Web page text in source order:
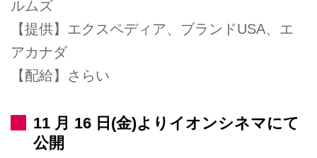
ルムズ
【提供】エクスペディア、ブランドUSA、エ
アカナダ
【配給】さらい
11 月 16 日(金)よりイオンシネマにて
公開